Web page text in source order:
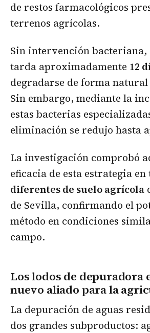
de restos farmacológicos
terrenos agrícolas.
Sin intervención
tarda aproximadamente 12
degradarse de forma natural
Sin embargo, mediante la
estas bacterias
eliminación se redujo hasta
La investigación comprobó
eficacia de esta estrategia en
diferentes de suelo agrícola
de Sevilla, confirmando el
método en condiciones
campo.
Los lodos de depuradora
nuevo aliado para la
La depuración de aguas
dos grandes subproductos: